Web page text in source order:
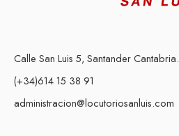
Calle San Luis 5, Santander Cantabria.
(+34)614 15 38 91
administracion@locutoriosanluis.com